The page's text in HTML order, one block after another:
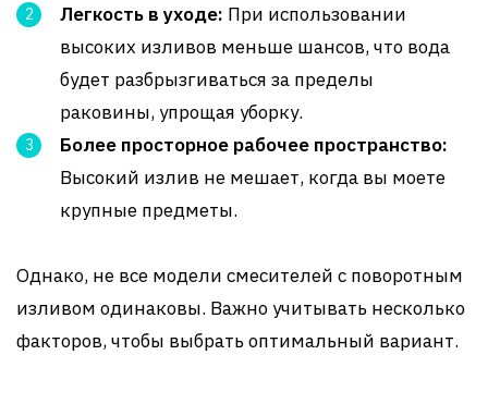
Легкость в уходе: При использовании
высоких изливов меньше шансов, что вода
будет разбрызгиваться за пределы
раковины, упрощая уборку.
Более просторное рабочее пространство:
Высокий излив не мешает, когда вы моете
крупные предметы.
Однако, не все модели смесителей с поворотным
изливом одинаковы. Важно учитывать несколько
факторов, чтобы выбрать оптимальный вариант.